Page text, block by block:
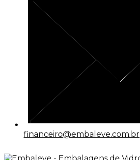
financeiro@embaleve.com.br